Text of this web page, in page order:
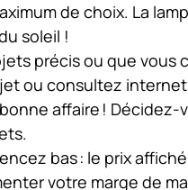
de choix. La
soleil !
précis ou que
ou consultez internet
affaire !
bas : le prix
votre marge de